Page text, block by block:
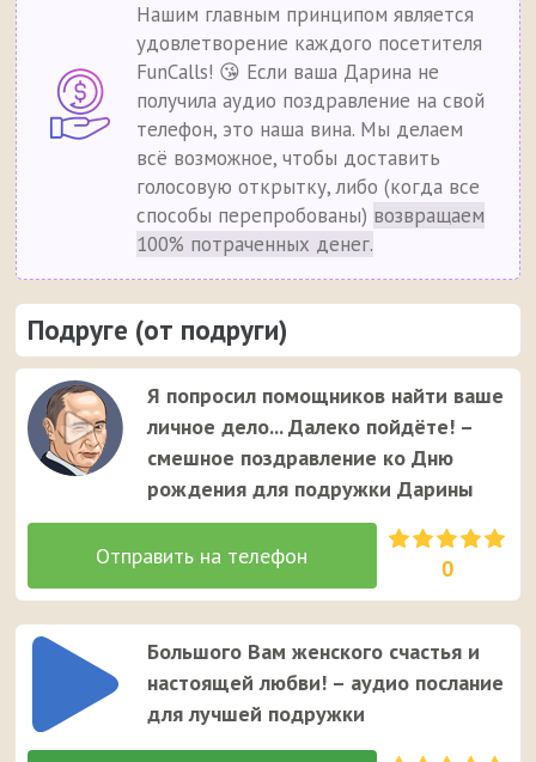
Нашим главным принципом является
удовлетворение каждого посетителя
FunCalls! 😘 Если ваша Дарина не
получила аудио поздравление на свой
телефон, это наша вина. Мы делаем
всё возможное, чтобы доставить
голосовую открытку, либо (когда все
способы перепробованы) возвращаем
100% потраченных денег.
Подруге (от подруги)
Я попросил помощников найти ваше
личное дело... Далеко пойдёте! –
смешное поздравление ко Дню
рождения для подружки Дарины
0
Большого Вам женского счастья и
настоящей любви! – аудио послание
для лучшей подружки